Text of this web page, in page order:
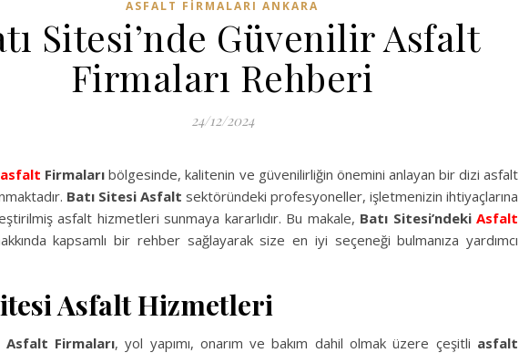
ASFALT FIRMALARI ANKARA
Sitesi’nde Güvenilir Asfalt
Firmaları Rehberi
24/12/2024
asfalt Firmaları bölgesinde, kalitenin ve güvenilirliğin önemini anlayan bir dizi asfalt
Batı Sitesi Asfalt sektöründeki profesyoneller, işletmenizin ihtiyaçlarına
asfalt hizmetleri sunmaya kararlıdır. Bu makale, Batı Sitesi’ndeki Asfalt
kapsamlı bir rehber sağlayarak size en iyi seçeneği bulmanıza yardımcı
Asfalt Hizmetleri
Asfalt Firmaları, yol yapımı, onarım ve bakım dahil olmak üzere çeşitli asfalt